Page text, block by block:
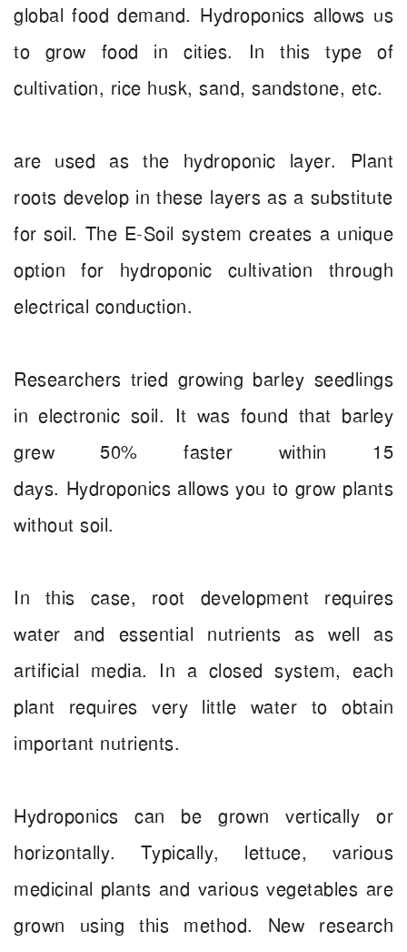
global food demand. Hydroponics allows us
to grow food in cities. In this type of
cultivation, rice husk, sand, sandstone, etc.
are used as the hydroponic layer. Plant
roots develop in these layers as a substitute
for soil. The E-Soil system creates a unique
option for hydroponic cultivation through
electrical conduction.
Researchers tried growing barley seedlings
in electronic soil. It was found that barley
grew 50% faster within 15
days. Hydroponics allows you to grow plants
without soil.
In this case, root development requires
water and essential nutrients as well as
artificial media. In a closed system, each
plant requires very little water to obtain
important nutrients.
Hydroponics can be grown vertically or
horizontally. Typically, lettuce, various
medicinal plants and various vegetables are
grown using this method. New research